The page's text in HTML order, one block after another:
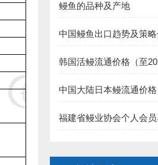
7.福州德远水产有限公司（简新昌）捐
二、长乐市鳗业协会:
1.长乐聚泉食品有限公司(王家思)捐赠
2.长乐太平洋食品有限公司（黄依龙）
3.长乐 董椿 捐赠20000元:
鳗鱼的品种及产地
中国鳗鱼出口趋势及策
韩国活鳗流通价格（至
中国大陆日本鳗流通价
福建省鳗业协会个人会